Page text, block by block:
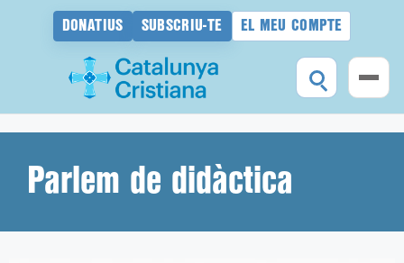
DONATIUS SUBSCRIU-TE EL MEU COMPTE
contingutParlem de didàctica